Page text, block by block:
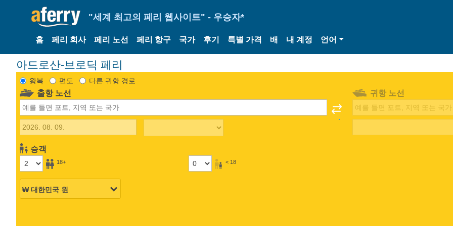
"세계 최고의 페리 웹사이트" - 우승자*
홈 페리 회사 페리 노선 페리 항구 국가 후기 특별 가격 배 내 계정 언어
아드로산-브로딕 페리
왕복 편도 다른 귀항 경로
출항 노선
승객
18+ < 18
귀항 노선